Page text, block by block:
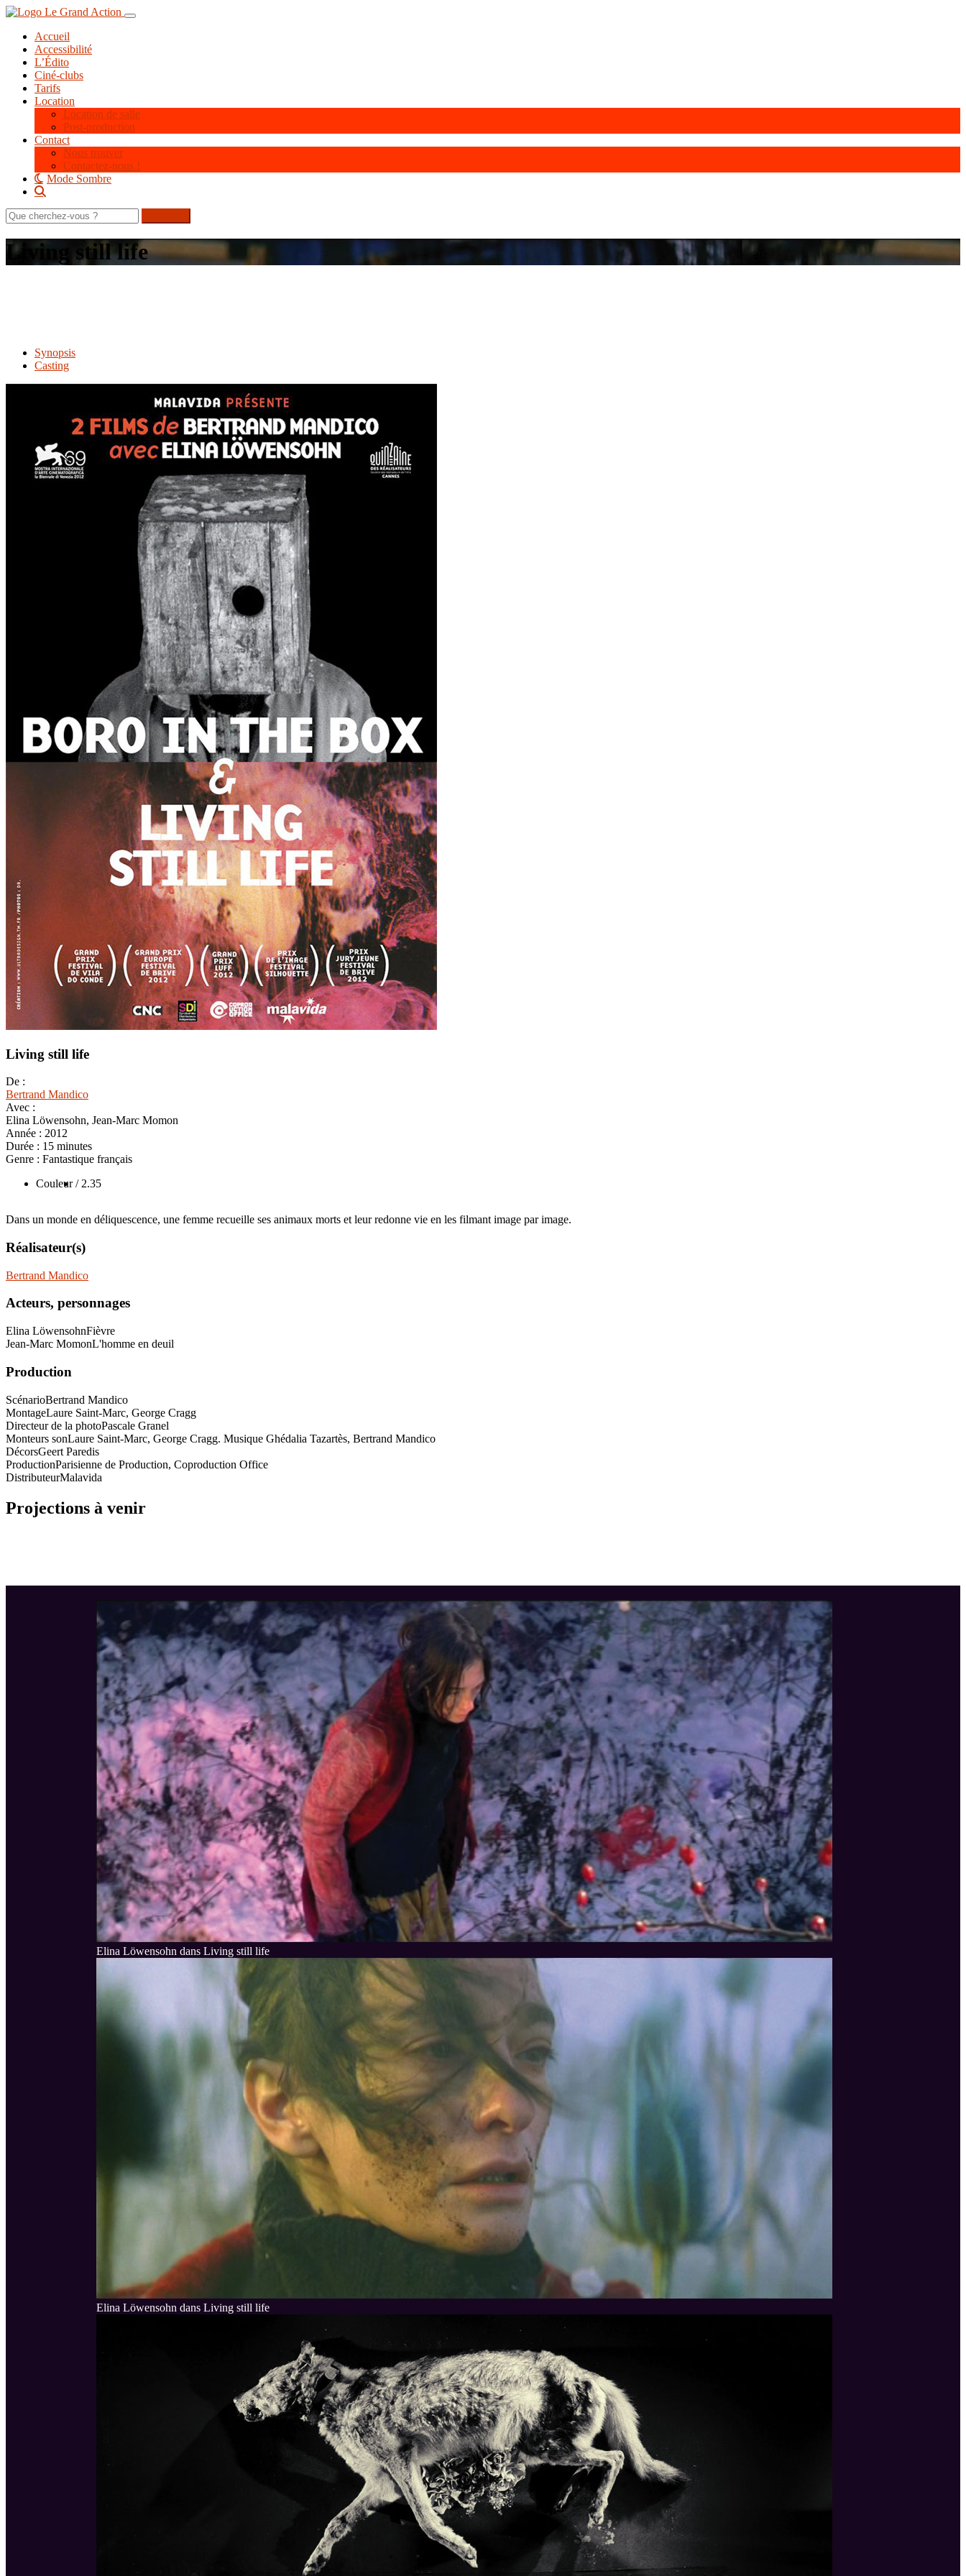
Aller
contenu
principal
Toggle navigation
Accueil
Accessibilité
L’Édito
Ciné-clubs
Tarifs
Location
Location de salle
Post-production
Contact
Nous trouver
Contactez-nous !
Mode Sombre
Rechercher
sur
le
site
Living still life
Synopsis
Casting
Living still life
De :
Bertrand Mandico
Avec :
Elina Löwensohn, Jean-Marc Momon
Année : 2012
Durée : 15 minutes
Genre : Fantastique français
Couleur / 2.35
Dans un monde en déliquescence, une femme recueille ses animaux morts et leur redonne vie en les filmant image par image.
Réalisateur(s)
Bertrand Mandico
Acteurs, personnages
Elina LöwensohnFièvre
Jean-Marc MomonL'homme en deuil
Production
ScénarioBertrand Mandico
MontageLaure Saint-Marc, George Cragg
Directeur de la photoPascale Granel
Monteurs sonLaure Saint-Marc, George Cragg. Musique Ghédalia Tazartès, Bertrand Mandico
DécorsGeert Paredis
ProductionParisienne de Production, Coproduction Office
DistributeurMalavida
Projections à venir
Elina Löwensohn dans Living still life
Elina Löwensohn dans Living still life